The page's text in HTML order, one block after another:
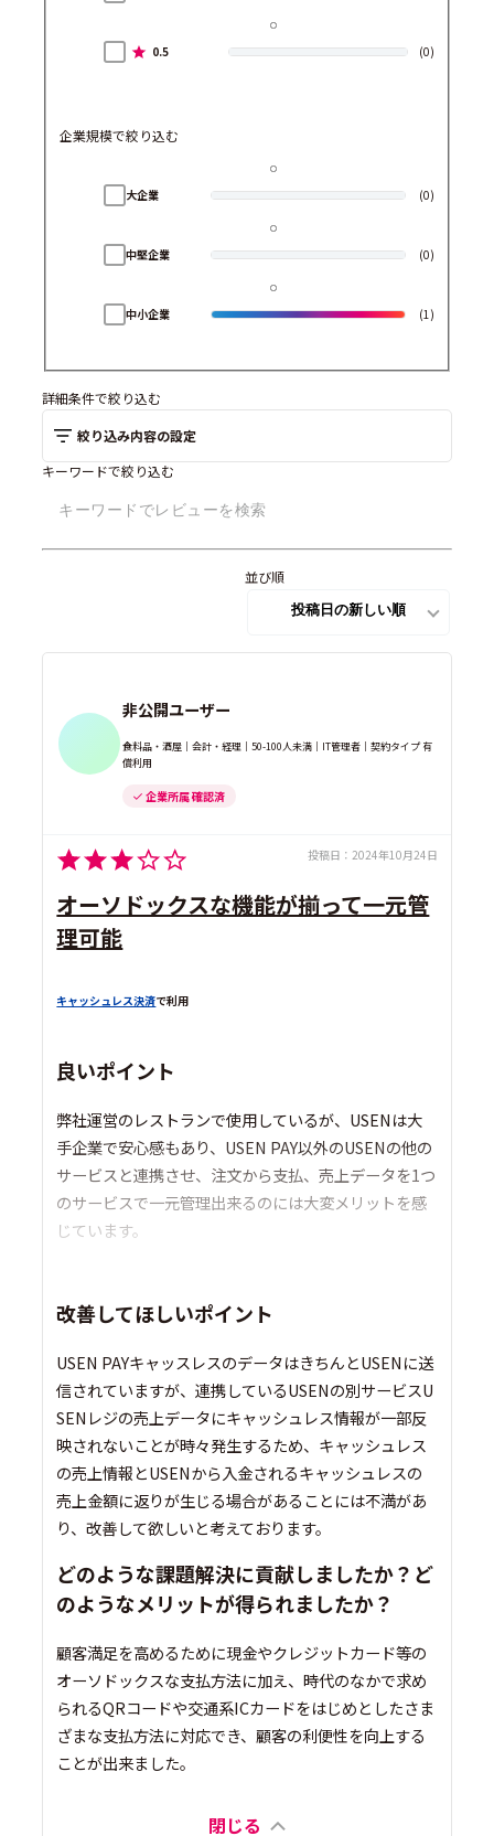
0.5 (0)
企業規模で絞り込む
大企業 (0)
中堅企業 (0)
中小企業 (1)
詳細条件で絞り込む
絞り込み内容の設定
キーワードで絞り込む
並び順
非公開ユーザー
食料品・酒屋｜会計・経理｜50-100人未満｜IT管理者｜契約タイプ 有
償利用
企業所属 確認済
投稿日： 2024年10月24日
オーソドックスな機能が揃って一元管
理可能
キャッシュレス決済で利用
良いポイント
弊社運営のレストランで使用しているが、USENは大
手企業で安心感もあり、USEN PAY以外のUSENの他の
サービスと連携させ、注文から支払、売上データを1つ
のサービスで一元管理出来るのには大変メリットを感
じています。
改善してほしいポイント
USEN PAYキャッスレスのデータはきちんとUSENに送
信されていますが、連携しているUSENの別サービスU
SENレジの売上データにキャッシュレス情報が一部反
映されないことが時々発生するため、キャッシュレス
の売上情報とUSENから入金されるキャッシュレスの
売上金額に返りが生じる場合があることには不満があ
り、改善して欲しいと考えております。
どのような課題解決に貢献しましたか？ど
のようなメリットが得られましたか？
顧客満足を高めるために現金やクレジットカード等の
オーソドックスな支払方法に加え、時代のなかで求め
られるQRコードや交通系ICカードをはじめとしたさま
ざまな支払方法に対応でき、顧客の利便性を向上する
ことが出来ました。
閉じる